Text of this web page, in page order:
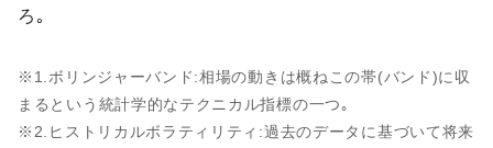
ろ｡
※1.ボリンジャーバンド:相場の動きは概ねこの帯(バンド)に収
まるという統計学的なテクニカル指標の一つ｡
※2.ヒストリカルボラティリティ:過去のデータに基づいて将来